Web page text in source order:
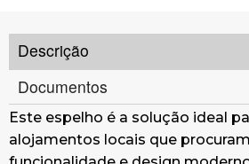
Descrição
Documentos
Este espelho é a solução ideal
alojamentos locais que